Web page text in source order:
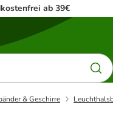
ab 39€
& Geschirre